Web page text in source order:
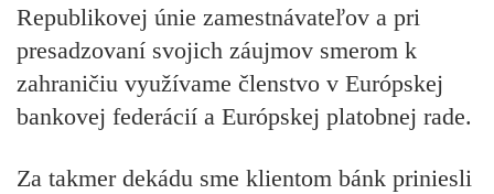
Republikovej únie zamestnávateľov a pri
presadzovaní svojich záujmov smerom k
zahraničiu využívame členstvo v Európskej
bankovej federácií a Európskej platobnej rade.
Za takmer dekádu sme klientom bánk priniesli